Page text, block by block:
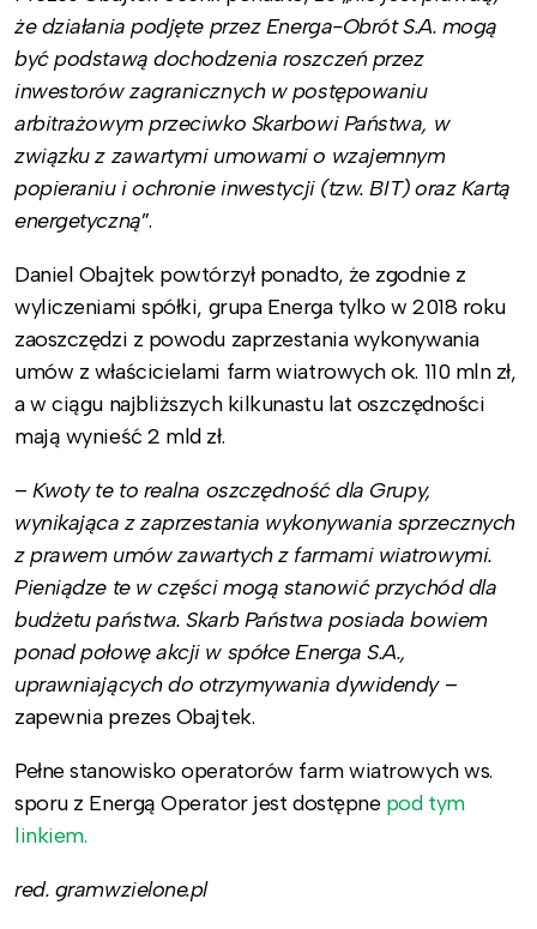
że działania podjęte przez Energa-Obrót S.A. mogą
być podstawą dochodzenia roszczeń przez
inwestorów zagranicznych w postępowaniu
arbitrażowym przeciwko Skarbowi Państwa, w
związku z zawartymi umowami o wzajemnym
popieraniu i ochronie inwestycji (tzw. BIT) oraz Kartą
energetyczną”.
Daniel Obajtek powtórzył ponadto, że zgodnie z
wyliczeniami spółki, grupa Energa tylko w 2018 roku
zaoszczędzi z powodu zaprzestania wykonywania
umów z właścicielami farm wiatrowych ok. 110 mln zł,
a w ciągu najbliższych kilkunastu lat oszczędności
mają wynieść 2 mld zł.
– Kwoty te to realna oszczędność dla Grupy,
wynikająca z zaprzestania wykonywania sprzecznych
z prawem umów zawartych z farmami wiatrowymi.
Pieniądze te w części mogą stanowić przychód dla
budżetu państwa. Skarb Państwa posiada bowiem
ponad połowę akcji w spółce Energa S.A.,
uprawniających do otrzymywania dywidendy–
zapewnia prezes Obajtek.
Pełne stanowisko operatorów farm wiatrowych ws.
sporu z Energą Operator jest dostępne pod tym
linkiem.
red. gramwzielone.pl